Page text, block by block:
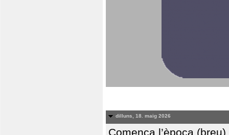
dilluns, 18. maig 2026